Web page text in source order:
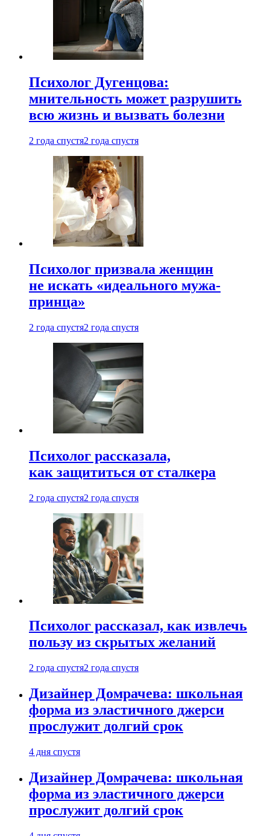
Психолог Дугенцова:
мнительность может разрушить
всю жизнь и вызвать болезни
2 года спустя2 года спустя
Психолог призвала женщин
не искать «идеального мужа-
принца»
2 года спустя2 года спустя
Психолог рассказала,
как защититься от сталкера
2 года спустя2 года спустя
Психолог рассказал, как извлечь
пользу из скрытых желаний
2 года спустя2 года спустя
Дизайнер Домрачева: школьная
форма из эластичного джерси
прослужит долгий срок
4 дня спустя
Дизайнер Домрачева: школьная
форма из эластичного джерси
прослужит долгий срок